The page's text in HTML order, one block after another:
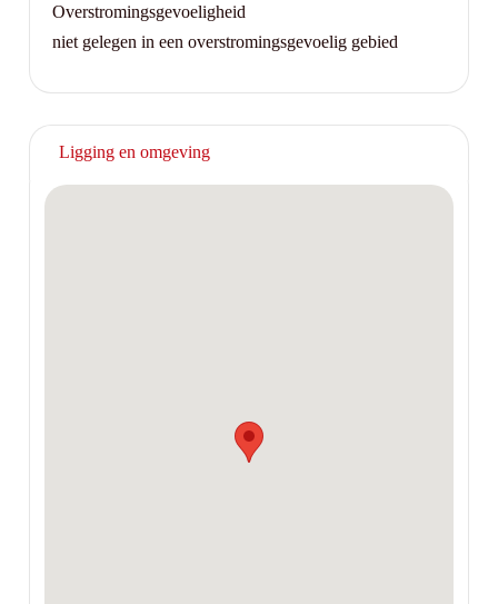
Overstromingsgevoeligheid
niet gelegen in een overstromingsgevoelig gebied
Ligging en omgeving